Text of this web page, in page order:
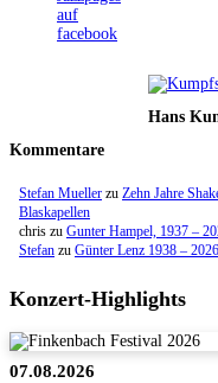
Hans
Kommentare
Stefan Mueller zu Zehn Jahre
Blaskapellen
chris zu Gunter Hampel, 1937 –
Stefan zu Günter Lenz 1938 – 2026
Konzert-Highlights
07.08.2026